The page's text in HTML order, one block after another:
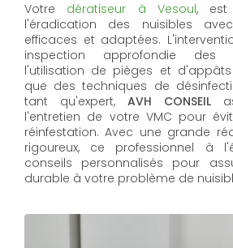
Votre dératiseur à Vesoul, est
l'éradication des nuisibles
efficaces et adaptées.
inspection approfondie des
l'utilisation de pièges et d'appâts
que des techniques de
tant qu'expert, AVH CONSEIL
l'entretien de votre VMC pour
réinfestation. Avec une grande
rigoureux, ce professionnel à
conseils personnalisés pour
durable à votre problème de